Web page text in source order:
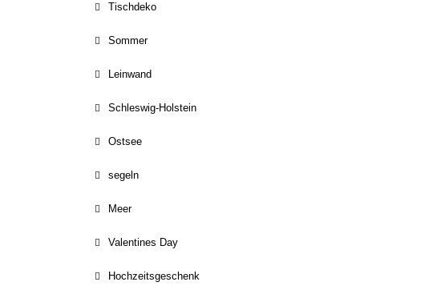
Tischdeko
Sommer
Leinwand
Schleswig-Holstein
Ostsee
segeln
Meer
Valentines Day
Hochzeitsgeschenk